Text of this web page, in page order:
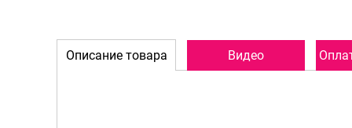
Описание товара Видео